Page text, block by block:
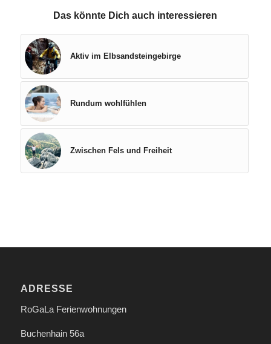
Das könnte Dich auch interessieren
Aktiv im Elbsandsteingebirge
Rundum wohlfühlen
Zwischen Fels und Freiheit
ADRESSE
RoGaLa Ferienwohnungen
Buchenhain 56a